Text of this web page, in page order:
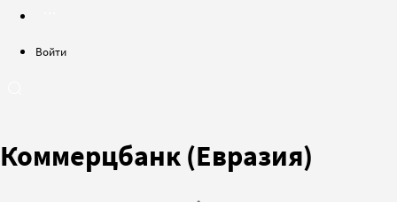
Войти
Коммерцбанк (Евразия)